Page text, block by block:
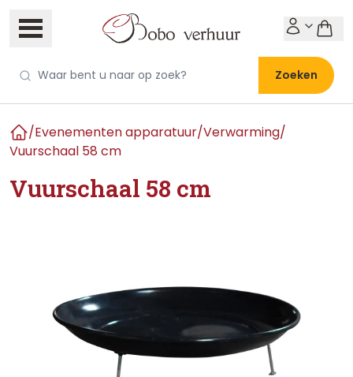
Zoeken
Home
/Evenementen apparatuur/Verwarming/
Vuurschaal 58 cm
Vuurschaal 58 cm